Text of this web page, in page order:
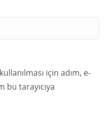
için adım, e-
bu tarayıcıya